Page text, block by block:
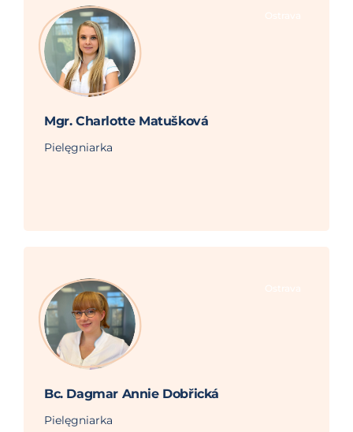
Mgr. Charlotte Matušková
Pielęgniarka
Bc. Dagmar Annie Dobřická
Pielęgniarka